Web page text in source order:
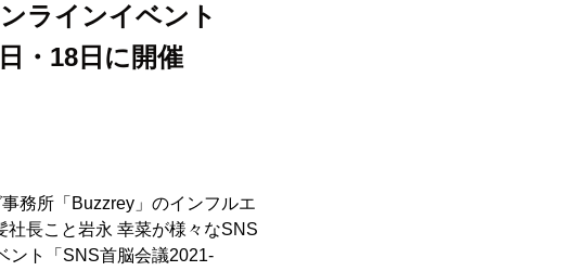
ラインイベント
・18日に開催
務所「Buzzrey」のインフルエ
社長こと岩永 幸菜が様々なSNS
ント「SNS首脳会議2021-